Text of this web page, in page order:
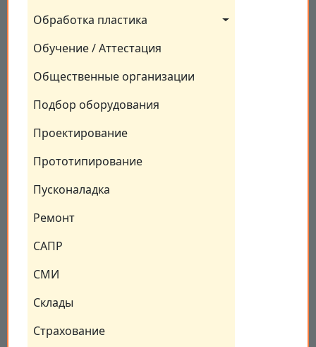
Обработка пластика
Обучение / Аттестация
Общественные организации
Подбор оборудования
Проектирование
Прототипирование
Пусконаладка
Ремонт
САПР
СМИ
Склады
Страхование